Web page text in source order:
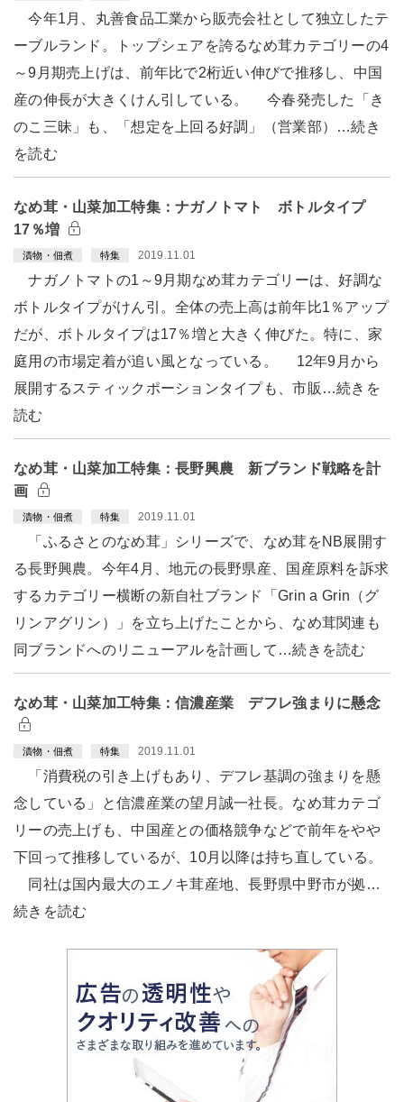
今年1月、丸善食品工業から販売会社として独立したテ
ーブルランド。トップシェアを誇るなめ茸カテゴリーの4
～9月期売上げは、前年比で2桁近い伸びで推移し、中国
産の伸長が大きくけん引している。 今春発売した「き
のこ三昧」も、「想定を上回る好調」（営業部）…続き
を読む
なめ茸・山菜加工特集：ナガノトマト ボトルタイプ
17％増
漬物・佃煮 特集 2019.11.01
ナガノトマトの1～9月期なめ茸カテゴリーは、好調な
ボトルタイプがけん引。全体の売上高は前年比1％アップ
だが、ボトルタイプは17％増と大きく伸びた。特に、家
庭用の市場定着が追い風となっている。 12年9月から
展開するスティックポーションタイプも、市販…続きを
読む
なめ茸・山菜加工特集：長野興農 新ブランド戦略を計
画
漬物・佃煮 特集 2019.11.01
「ふるさとのなめ茸」シリーズで、なめ茸をNB展開す
る長野興農。今年4月、地元の長野県産、国産原料を訴求
するカテゴリー横断の新自社ブランド「Grin a Grin（グ
リンアグリン）」を立ち上げたことから、なめ茸関連も
同ブランドへのリニューアルを計画して…続きを読む
なめ茸・山菜加工特集：信濃産業 デフレ強まりに懸念
漬物・佃煮 特集 2019.11.01
「消費税の引き上げもあり、デフレ基調の強まりを懸
念している」と信濃産業の望月誠一社長。なめ茸カテゴ
リーの売上げも、中国産との価格競争などで前年をやや
下回って推移しているが、10月以降は持ち直している。
同社は国内最大のエノキ茸産地、長野県中野市が拠…
続きを読む